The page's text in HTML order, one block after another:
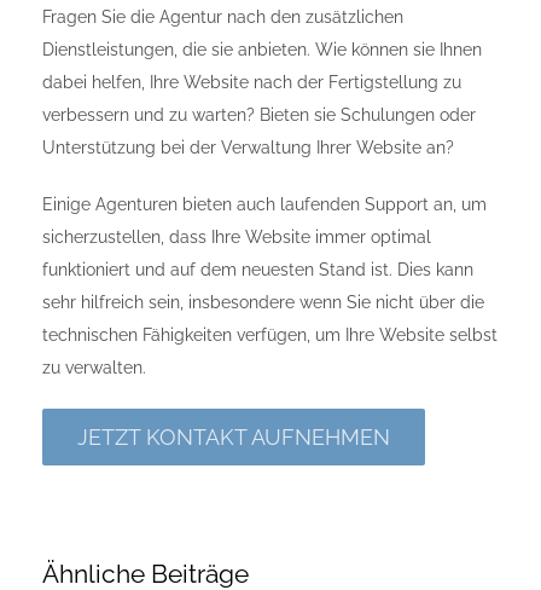
Fragen Sie die Agentur nach den zusätzlichen
Dienstleistungen, die sie anbieten. Wie können sie Ihnen
dabei helfen, Ihre Website nach der Fertigstellung zu
verbessern und zu warten? Bieten sie Schulungen oder
Unterstützung bei der Verwaltung Ihrer Website an?
Einige Agenturen bieten auch laufenden Support an, um
sicherzustellen, dass Ihre Website immer optimal
funktioniert und auf dem neuesten Stand ist. Dies kann
sehr hilfreich sein, insbesondere wenn Sie nicht über die
technischen Fähigkeiten verfügen, um Ihre Website selbst
zu verwalten.
JETZT KONTAKT AUFNEHMEN
Ähnliche Beiträge